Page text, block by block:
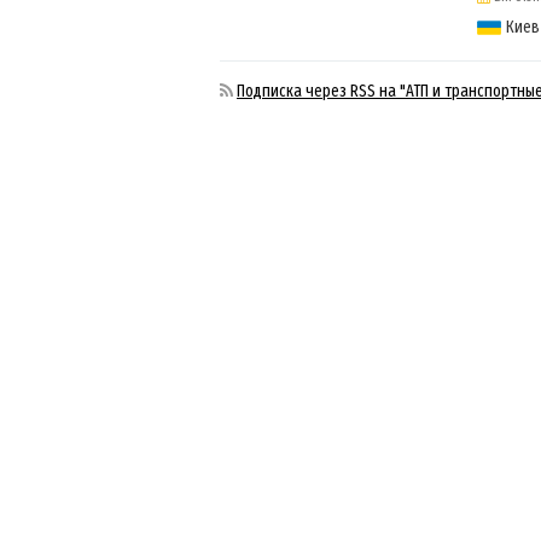
Киев
Подписка через RSS на "АТП и